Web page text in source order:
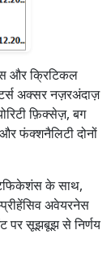
और क्रिटिकल
अक्सर नज़रअंदाज़
फ़िक्सेज़, बग
फंक्शनैलिटी दोनों
के साथ,
अवेयरनेस
पर सूझबूझ से निर्णय